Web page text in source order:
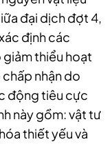
đại dịch đợt 4,
định các
giảm thiểu hoạt
nhận do
động tiêu cực
này gồm: vật tư
thiết yếu và